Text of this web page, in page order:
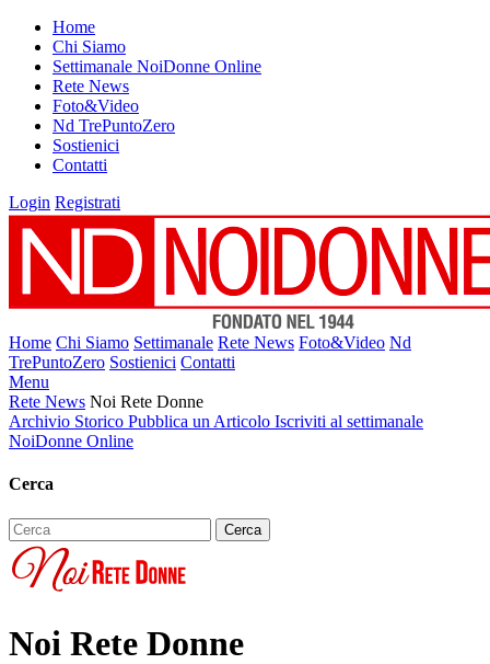
Home
Chi Siamo
Settimanale NoiDonne Online
Rete News
Foto&Video
Nd TrePuntoZero
Sostienici
Contatti
Login Registrati
Home Chi Siamo Settimanale Rete News Foto&Video Nd
TrePuntoZero Sostienici Contatti
Menu
Rete News Noi Rete Donne
Archivio Storico Pubblica un Articolo Iscriviti al settimanale
NoiDonne Online
Cerca
Noi Rete Donne